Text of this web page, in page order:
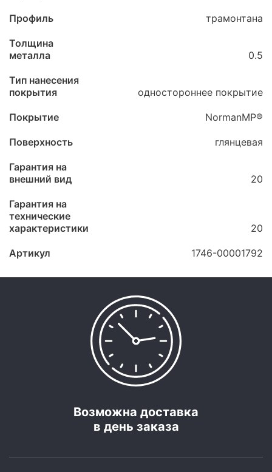
Профиль трамонтана
Толщина
металла
0.5
Тип нанесения
покрытия
одностороннее покрытие
Покрытие NormanMP®
Поверхность глянцевая
Гарантия на
внешний вид
20
Гарантия на
технические
характеристики
20
Артикул 1746-00001792
Возможна доставка
в день заказа